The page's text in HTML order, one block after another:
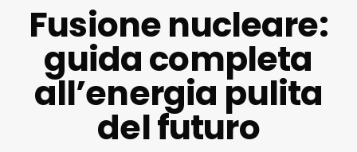
Fusione nucleare:
guida completa
all’energia pulita
del futuro